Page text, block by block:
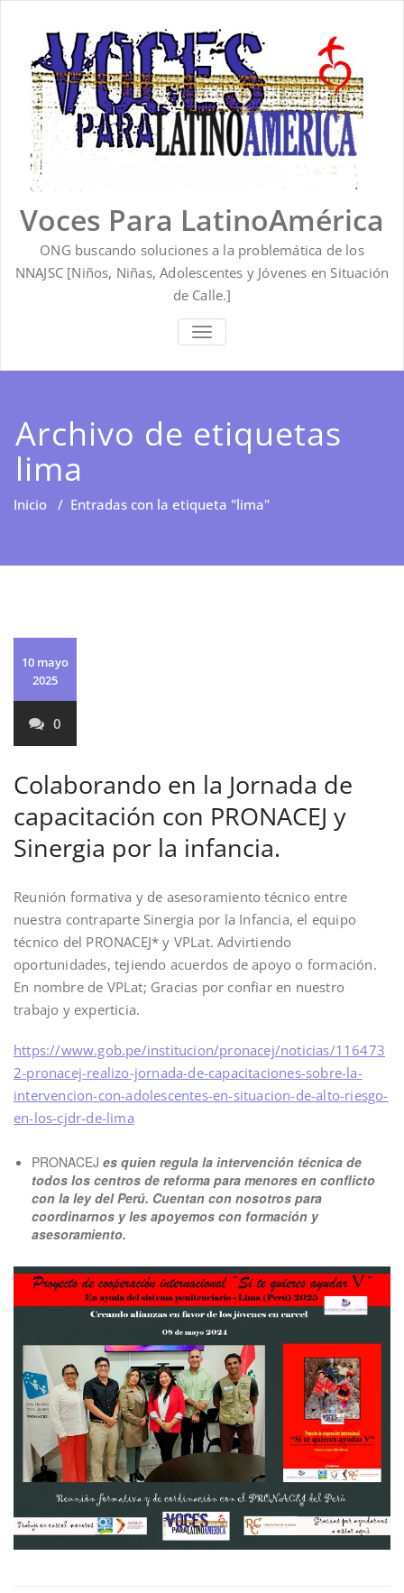
contenido
Voces Para LatinoAmérica
ONG buscando soluciones a la problemática de los
NNAJSC [Niños, Niñas, Adolescentes y Jóvenes en Situación
de Calle.]
ALTERNAR
LA
Archivo de etiquetas
lima
Inicio / Entradas con la etiqueta "lima"
10 mayo
2025
0
Colaborando en la Jornada de
capacitación con PRONACEJ y
Sinergia por la infancia.
Reunión formativa y de asesoramiento técnico entre
nuestra contraparte Sinergia por la Infancia, el equipo
técnico del PRONACEJ* y VPLat. Advirtiendo
oportunidades, tejiendo acuerdos de apoyo o formación.
En nombre de VPLat; Gracias por confiar en nuestro
trabajo y experticia.
https://www.gob.pe/institucion/pronacej/noticias/116473
2-pronacej-realizo-jornada-de-capacitaciones-sobre-la-
intervencion-con-adolescentes-en-situacion-de-alto-riesgo-
en-los-cjdr-de-lima
PRONACEJ es quien regula la intervención técnica de
todos los centros de reforma para menores en conflicto
con la ley del Perú. Cuentan con nosotros para
coordinarnos y les apoyemos con formación y
asesoramiento.